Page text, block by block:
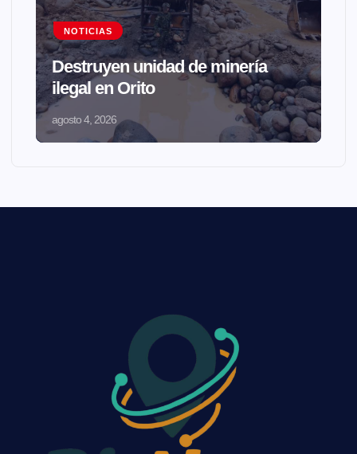
NOTICIAS
Destruyen unidad de minería
ilegal en Orito
agosto 4, 2026